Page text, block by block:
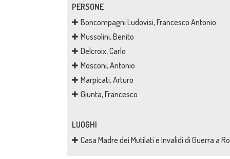
PERSONE
Boncompagni Ludovisi, Francesco Antonio
Mussolini, Benito
Delcroix, Carlo
Mosconi, Antonio
Marpicati, Arturo
Giunta, Francesco
LUOGHI
Casa Madre dei Mutilati e Invalidi di Guerra a